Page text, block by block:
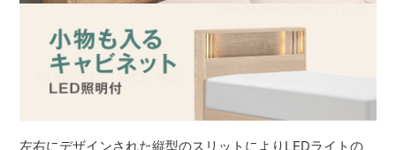
左右にデザインされた縦型のスリットによりLEDライトの